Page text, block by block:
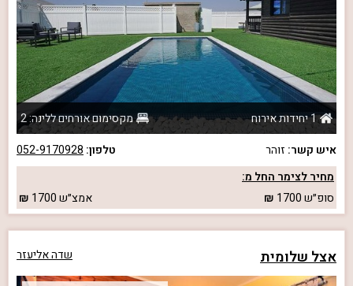
1 יחידות אירוח
מקסימום אורחים ללינה: 2
איש קשר: זוהר טלפון: 052-9170928
מחיר לצימר החל מ:
סופ״ש1700 אמצ״ש1700
אצל שלומית שדה אליעזר